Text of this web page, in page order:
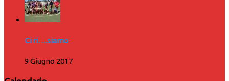
Ci ri….siamo
9 Giugno 2017